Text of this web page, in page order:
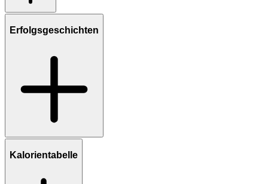
Erfolgsgeschichten
Kalorientabelle